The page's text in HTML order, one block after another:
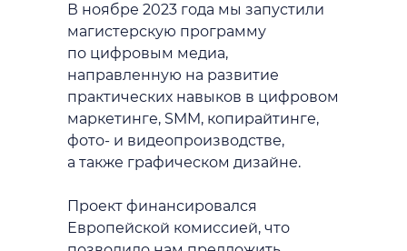
В ноябре 2023 года мы запустили
магистерскую программу
по цифровым медиа,
направленную на развитие
практических навыков в цифровом
маркетинге, SMM, копирайтинге,
фото- и видеопроизводстве,
а также графическом дизайне.
Проект финансировался
Европейской комиссией, что